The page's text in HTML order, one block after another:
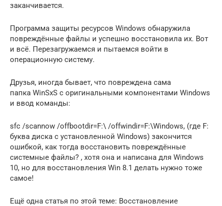
заканчивается.
Программа защиты ресурсов Windows обнаружила
повреждённые файлы и успешно восстановила их. Вот
и всё. Перезагружаемся и пытаемся войти в
операционную систему.
Друзья, иногда бывает, что повреждена сама
папка WinSxS с оригинальными компонентами Windows
и ввод команды:
sfc /scannow /offbootdir=F:\ /offwindir=F:\Windows, (где F:
буква диска с установленной Windows) закончится
ошибкой, как тогда восстановить повреждённые
системные файлы? , хотя она и написана для Windows
10, но для восстановления Win 8.1 делать нужно тоже
самое!
Ещё одна статья по этой теме: Восстановление